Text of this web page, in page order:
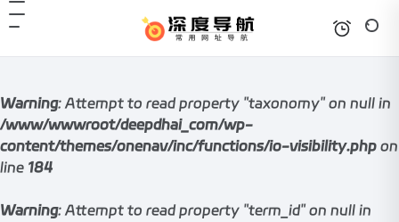
Warning: Attempt to read property "taxonomy" on null in
/www/wwwroot/deepdhai_com/wp-
content/themes/onenav/inc/functions/io-visibility.php on
line 184
Warning: Attempt to read property "term_id" on null in